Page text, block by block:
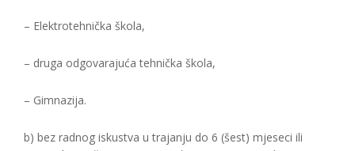
– Elektrotehnička škola,
– druga odgovarajuća tehnička škola,
– Gimnazija.
b) bez radnog iskustva u trajanju do 6 (šest) mjeseci ili